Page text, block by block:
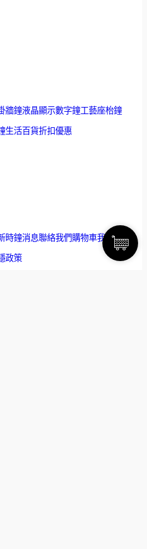
牆鐘液晶顯示數字鐘工藝座枱鐘
生活百貨折扣優惠
時鐘消息聯絡我們購物車我的帳戶
政策